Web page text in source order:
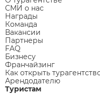
СМИ о нас
Награды
Команда
Вакансии
Партнеры
FAQ
Бизнесу
Франчайзинг
Как открыть
Арендодателю
Туристам